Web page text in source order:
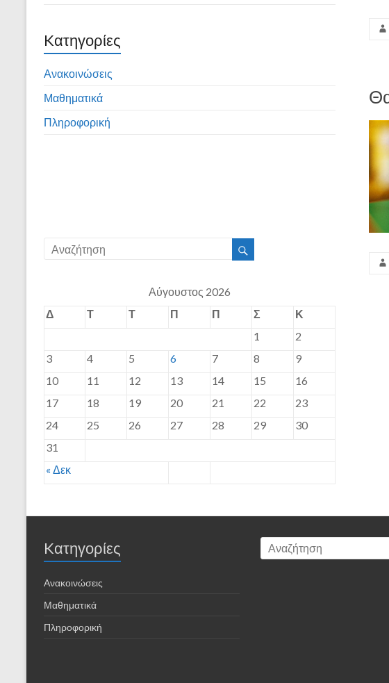
Kατηγορίες
Ανακοινώσεις
Μαθηματικά
Πληροφορική
Αύγουστος 2026
Δ
Τ Τ Π Π Σ Κ
« Δεκ
1
2
3
4 5 6 7 8
9
10
11 12 13 14 15
16
17
18 19 20 21 22
23
24
25 26 27 28 29
30
31
Kατηγορίες
Ανακοινώσεις
Μαθηματικά
Πληροφορική